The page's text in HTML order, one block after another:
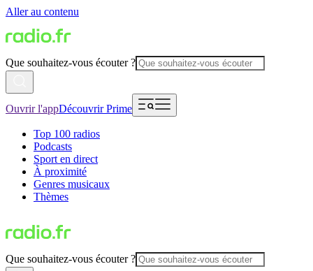
Aller au contenu
Que souhaitez-vous écouter ?
Ouvrir l'appDécouvrir Prime
Top 100 radios
Podcasts
Sport en direct
À proximité
Genres musicaux
Thèmes
Que souhaitez-vous écouter ?